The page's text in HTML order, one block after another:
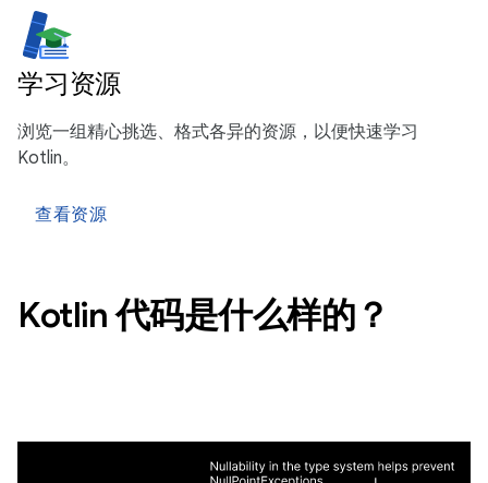
学习资源
浏览一组精心挑选、格式各异的资源，以便快速学习
Kotlin。
查看资源
Kotlin 代码是什么样的？